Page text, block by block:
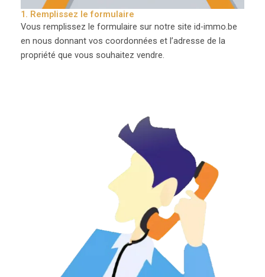
1. Remplissez le formulaire
Vous remplissez le formulaire sur notre site id-immo.be
en nous donnant vos coordonnées et l’adresse de la
propriété que vous souhaitez vendre.